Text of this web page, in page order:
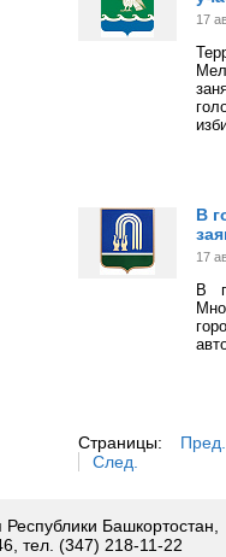
17
В
17
В
Страницы:
Пред.
След.
Башкортостан,
тел. (347) 218-11-22